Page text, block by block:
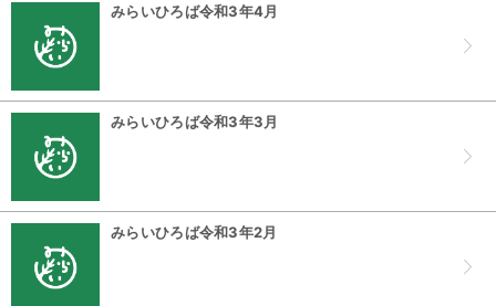
みらいひろば令和3年4月
みらいひろば令和3年3月
みらいひろば令和3年2月